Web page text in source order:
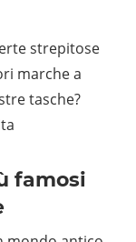
strepitose
marche a
tasche?
famosi